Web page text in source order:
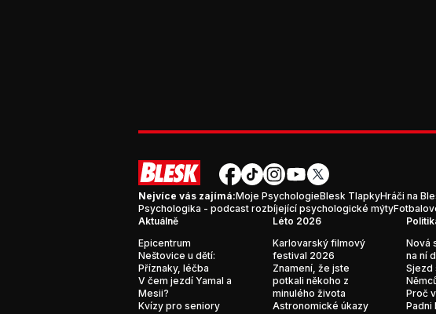
Nejvíce vás zajímá:Moje PsychologieBlesk TlapkyHráči na
Psychologika - podcast rozbíjející psychologické mýty
Aktuálně
Epicentrum
Neštovice u dětí:
Příznaky, léčba
V čem jezdí Yamal a
Mesii?
Kvízy pro seniory
Léto 2026
Karlovarský filmový
festival 2026
Znamení, že jste
potkali někoho z
minulého života
Astronomické úkazy
Nová
na ní
Sjezd
Proč
Padni